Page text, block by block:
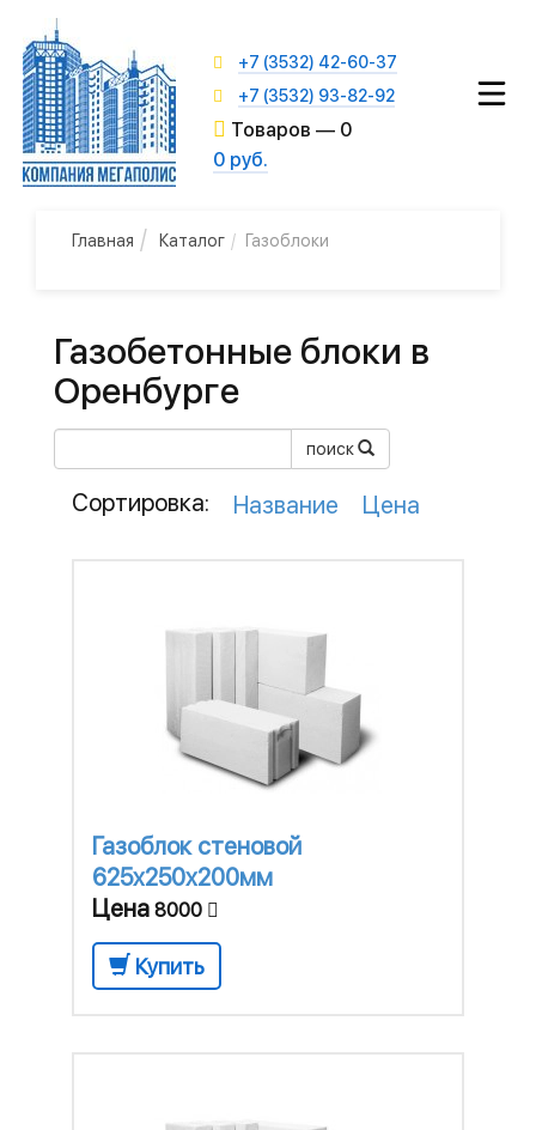
+7 (3532) 42-60-37
+7 (3532) 93-82-92
Товаров — 0
0 руб.
Главная Каталог Газоблоки
Газобетонные блоки в
Оренбурге
поиск
Сортировка: Название Цена
Газоблок стеновой
625x250x200мм
Цена 8000
Купить